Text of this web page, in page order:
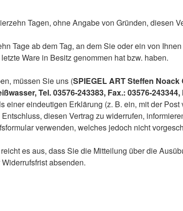
Tagen, ohne Angabe von Gründen, diesen
Tage ab dem Tag, an dem Sie oder ein von
Ware in Besitz genommen hat bzw. haben.
müssen Sie uns (SPIEGEL ART Steffen Noack
Tel. 03576-243383, Fax.: 03576-243344,
einer eindeutigen Erklärung (z. B. ein, mit der Post
diesen Vertrag zu widerrufen,
verwenden, welches jedoch nicht
es aus, dass Sie die Mitteilung über die
absenden.